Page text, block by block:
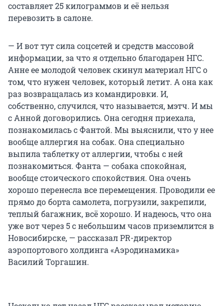
составляет 25 килограммов и её нельзя
перевозить в салоне.
— И вот тут сила соцсетей и средств массовой
информации, за что я отдельно благодарен НГС.
Анне ее молодой человек скинул материал НГС о
том, что нужен человек, который летит. А она как
раз возвращалась из командировки. И,
собственно, случился, что называется, мэтч. И мы
с Анной договорились. Она сегодня приехала,
познакомилась с Фантой. Мы выяснили, что у нее
вообще аллергия на собак. Она специально
выпила таблетку от аллергии, чтобы с ней
познакомиться. Фанта — собака спокойная,
вообще стоического спокойствия. Она очень
хорошо перенесла все перемещения. Проводили ее
прямо до борта самолета, погрузили, закрепили,
теплый багажник, всё хорошо. И надеюсь, что она
уже вот через 5 с небольшим часов приземлится в
Новосибирске, — рассказал PR-директор
аэропортового холдинга «Аэродинамика»
Василий Торгашин.